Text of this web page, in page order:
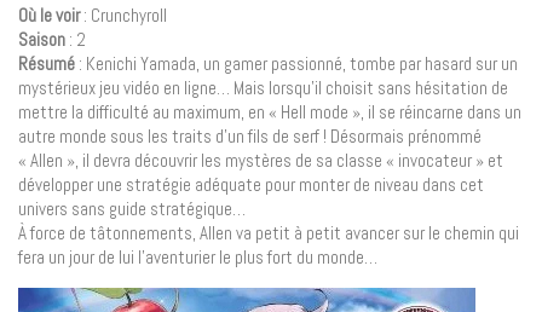
Où le voir: Crunchyroll
Saison : 2
Résumé : Kenichi Yamada, un gamer passionné, tombe par hasard sur un
mystérieux jeu vidéo en ligne… Mais lorsqu’il choisit sans hésitation de
mettre la difficulté au maximum, en « Hell mode », il se réincarne dans un
autre monde sous les traits d’un fils de serf ! Désormais prénommé
« Allen », il devra découvrir les mystères de sa classe « invocateur » et
développer une stratégie adéquate pour monter de niveau dans cet
univers sans guide stratégique…
À force de tâtonnements, Allen va petit à petit avancer sur le chemin qui
fera un jour de lui l’aventurier le plus fort du monde…